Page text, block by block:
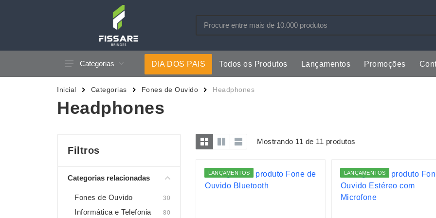
Categorias
Acessórios p/ Celular
Acessórios para Carros
Bar e Bebidas
Bolsas Térmicas
Brinquedos
Caixas de Som
Canecas
Casa
Chapéus
Conjuntos Executivos
Espelhos
Esporte e Jogos
Kit Queijo
DIA DOS PAIS Todos os Produtos Lançamentos Promoções
Inicial Categorias Fones de Ouvido Headphones
Headphones
Filtros
Categorias relacionadas
Fones de Ouvido 30
Informática e Telefonia 80
Mostrando 11 de 11 produtos
LANÇAMENTOS LANÇAMENTOS